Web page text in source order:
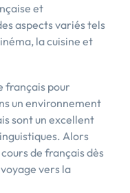
et
aspects variés tels
la cuisine et
français pour
un environnement
sont un excellent
Alors
de français dès
vers la